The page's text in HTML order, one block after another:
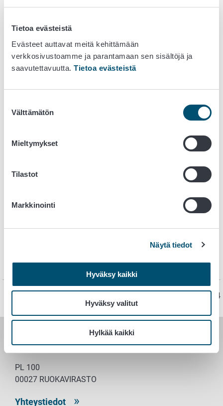
Tietoa evästeistä
Evästeet auttavat meitä kehittämään
verkkosivustoamme ja parantamaan sen sisältöjä ja
saavutettavuutta. Tietoa evästeistä
valinta
Välttämätön
Mieltymykset
Tilastot
Markkinointi
Näytä tiedot
Hyväksy kaikki
Hyväksy valitut
Hylkää kaikki
Suunnitelmat
Strategiset suunnitelmat
Ruokaviraston strategia
Arvioinnit ja selvitykset
yhteydessä toimiva ylin kansallinen
tarkastusviranomainen, joka tarkastaa valtion
virasto varmistaa, että valtion varoja käytetään
Ruokaviraston vastuullisuusraportti
Sivu on viimeksi päivitetty 27.3.2024
RUOKAVIRASTO
PL 100
00027 RUOKAVIRASTO
Yhteystiedot